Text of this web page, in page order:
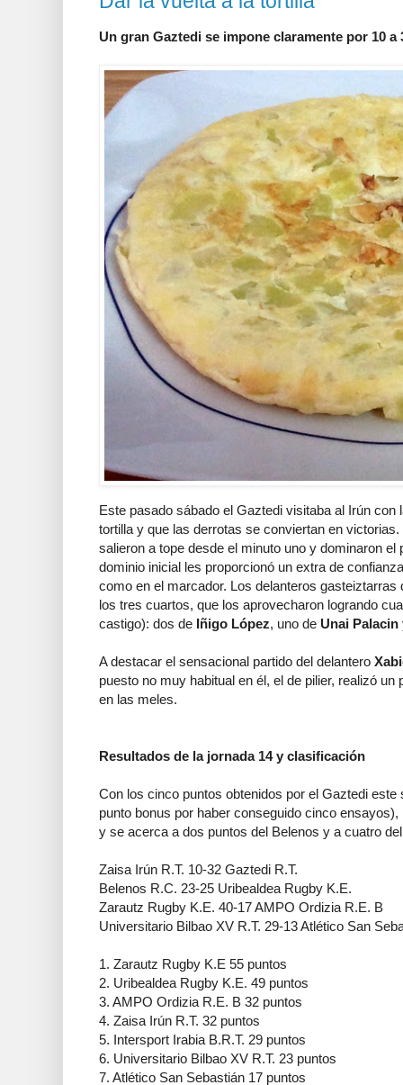
Un gran Gaztedi se impone claramente por 10 a
Este pasado sábado el Gaztedi visitaba al Irún con
tortilla y que las derrotas se conviertan en
salieron a tope desde el minuto uno y dominaron
dominio inicial les proporcionó un extra de
como en el marcador. Los delanteros
los tres cuartos, que los aprovecharon logrando
castigo): dos de Iñigo López, uno de Unai Palacin
A destacar el sensacional partido del delantero
puesto no muy habitual en él, el de pilier, realizó
en las meles.
Resultados de la jornada 14 y clasificación
Con los cinco puntos obtenidos por el Gaztedi
punto bonus por haber conseguido cinco
y se acerca a dos puntos del Belenos y a cuatro
Zaisa Irún R.T. 10-32 Gaztedi R.T.
Belenos R.C. 23-25 Uribealdea Rugby K.E.
Zarautz Rugby K.E. 40-17 AMPO Ordizia R.E. B
Universitario Bilbao XV R.T. 29-13 Atlético San
1. Zarautz Rugby K.E 55 puntos
2. Uribealdea Rugby K.E. 49 puntos
3. AMPO Ordizia R.E. B 32 puntos
4. Zaisa Irún R.T. 32 puntos
5. Intersport Irabia B.R.T. 29 puntos
6. Universitario Bilbao XV R.T. 23 puntos
7. Atlético San Sebastián 17 puntos